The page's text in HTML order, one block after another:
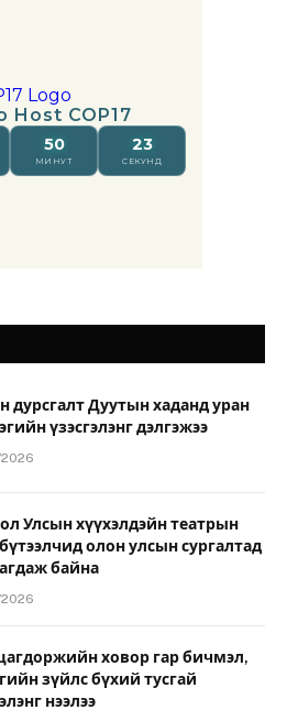
дурсгалт Дуутын хаданд уран
үзэсгэлэнг дэлгэжээ
Улсын хүүхэлдэйн театрын
олон улсын сургалтад
байна
ховор гар бичмэл,
зүйлс бүхий тусгай
нээлээ